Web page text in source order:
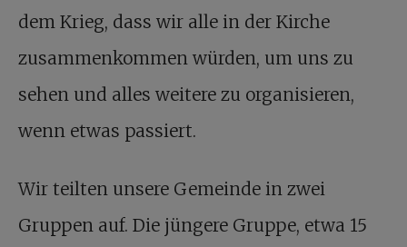
dem Krieg, dass wir alle in der Kirche
zusammenkommen würden, um uns zu
sehen und alles weitere zu organisieren,
wenn etwas passiert.
Wir teilten unsere Gemeinde in zwei
Gruppen auf. Die jüngere Gruppe, etwa 15